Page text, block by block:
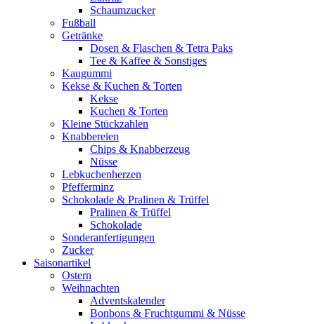
Schaumzucker
Fußball
Getränke
Dosen & Flaschen & Tetra Paks
Tee & Kaffee & Sonstiges
Kaugummi
Kekse & Kuchen & Torten
Kekse
Kuchen & Torten
Kleine Stückzahlen
Knabbereien
Chips & Knabberzeug
Nüsse
Lebkuchenherzen
Pfefferminz
Schokolade & Pralinen & Trüffel
Pralinen & Trüffel
Schokolade
Sonderanfertigungen
Zucker
Saisonartikel
Ostern
Weihnachten
Adventskalender
Bonbons & Fruchtgummi & Nüsse